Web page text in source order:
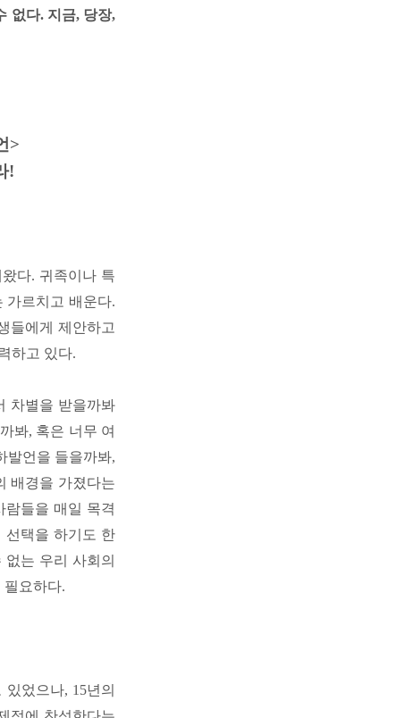
없다. 지금, 당장,
>
!
다. 귀족이나 특
가르치고 배운다.
들에게 제안하고
하고 있다.
차별을 받을까봐
봐, 혹은 너무 여
발언을 들을까봐,
배경을 가졌다는
람들을 매일 목격
선택을 하기도 한
는 우리 사회의
필요하다.
었으나, 15년의